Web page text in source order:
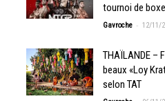
tournoi de
Gavroche - 12/11/
THAÏLANDE –
beaux «Loy
selon TAT